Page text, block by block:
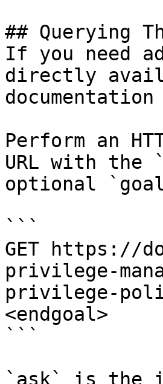
## Querying
If you need
directly
Perform an
URL with the
optional
```
GET https://
privilege-
privilege-
<endgoal>
```
`ask` is the